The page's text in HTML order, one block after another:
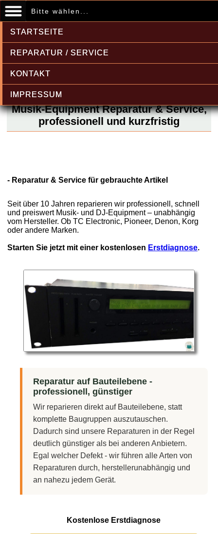
Bitte wählen...
STARTSEITE
REPARATUR / SERVICE
KONTAKT
IMPRESSUM
Musik-Equipment Reparatur & Service,
professionell und kurzfristig
- Reparatur & Service für gebrauchte Artikel
Seit über 10 Jahren reparieren wir professionell, schnell
und preiswert Musik- und DJ-Equipment – unabhängig
vom Hersteller. Ob TC Electronic, Pioneer, Denon, Korg
oder andere Marken.
Starten Sie jetzt mit einer kostenlosen Erstdiagnose.
Reparatur auf Bauteilebene -
professionell, günstiger
Wir reparieren direkt auf Bauteilebene, statt
komplette Baugruppen auszutauschen.
Dadurch sind unsere Reparaturen in der Regel
deutlich günstiger als bei anderen Anbietern.
Egal welcher Defekt - wir führen alle Arten von
Reparaturen durch, herstellerunabhängig und
an nahezu jedem Gerät.
Kostenlose Erstdiagnose